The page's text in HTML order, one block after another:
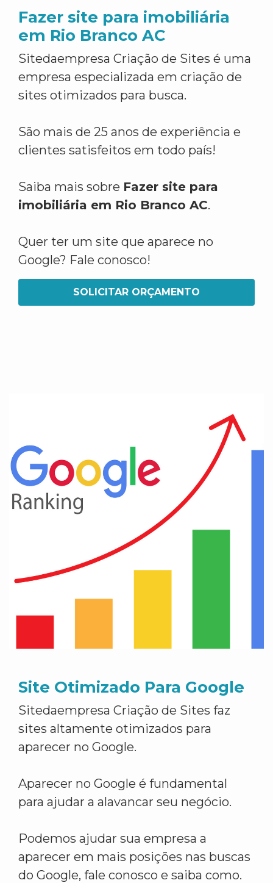
Fazer site para imobiliária
em Rio Branco AC
Sitedaempresa Criação de Sites é uma
empresa especializada em criação de
sites otimizados para busca.
São mais de 25 anos de experiência e
clientes satisfeitos em todo país!
Saiba mais sobre Fazer site para
imobiliária em Rio Branco AC.
Quer ter um site que aparece no
Google? Fale conosco!
SOLICITAR ORÇAMENTO
Site Otimizado Para Google
Sitedaempresa Criação de Sites faz
sites altamente otimizados para
aparecer no Google.
Aparecer no Google é fundamental
para ajudar a alavancar seu negócio.
Podemos ajudar sua empresa a
aparecer em mais posições nas buscas
do Google, fale conosco e saiba como.